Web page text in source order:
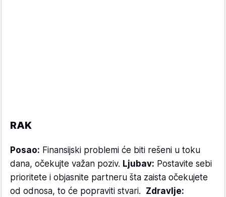
RAK
Posao: Finansijski problemi će biti rešeni u toku
dana, očekujte važan poziv. Ljubav: Postavite sebi
prioritete i objasnite partneru šta zaista očekujete
od odnosa, to će popraviti stvari. Zdravlje: